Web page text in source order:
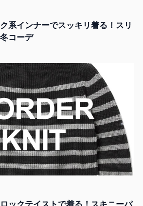
系インナーでスッキリ着る！スリ
コーデ